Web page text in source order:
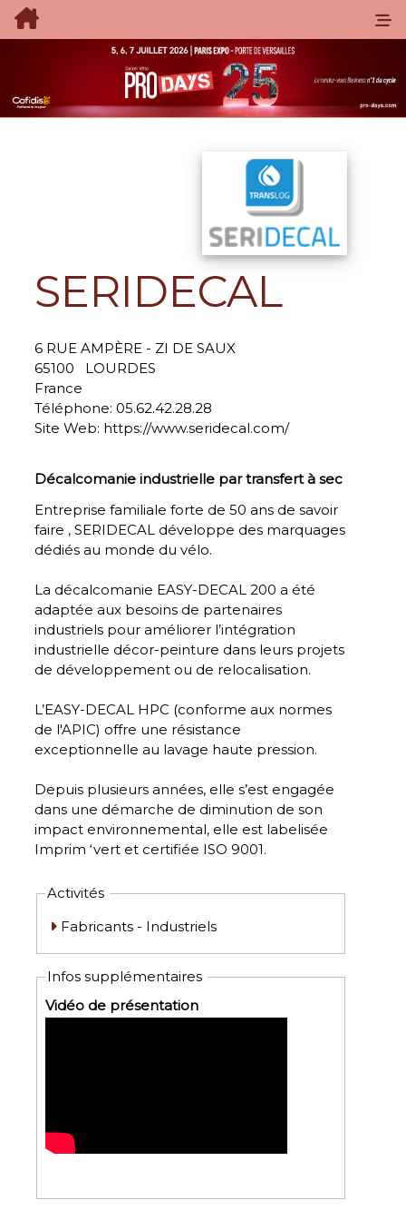
SERIDECAL
6 RUE AMPÈRE - ZI DE SAUX
65100
LOURDES
France
Téléphone: 05.62.42.28.28
Site Web: https://www.seridecal.com/
Décalcomanie industrielle par transfert à sec
Entreprise familiale forte de 50 ans de savoir
faire , SERIDECAL développe des marquages
dédiés au monde du vélo.
La décalcomanie EASY-DECAL 200 a été
adaptée aux besoins de partenaires
industriels pour améliorer l’intégration
industrielle décor-peinture dans leurs projets
de développement ou de relocalisation.
L’EASY-DECAL HPC (conforme aux normes
de l'APIC) offre une résistance
exceptionnelle au lavage haute pression.
Depuis plusieurs années, elle s’est engagée
dans une démarche de diminution de son
impact environnemental, elle est labelisée
Imprim ‘vert et certifiée ISO 9001.
Activités
Fabricants - Industriels
Infos supplémentaires
Vidéo de présentation